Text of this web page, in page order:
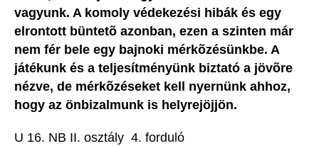
vagyunk. A komoly védekezési hibák és egy
elrontott büntetõ azonban, ezen a szinten már
nem fér bele egy bajnoki mérkõzésünkbe. A
játékunk és a teljesítményünk biztató a jövõre
nézve, de mérkõzéseket kell nyernünk ahhoz,
hogy az önbizalmunk is helyrejöjjön.
U 16. NB II. osztály  4. forduló